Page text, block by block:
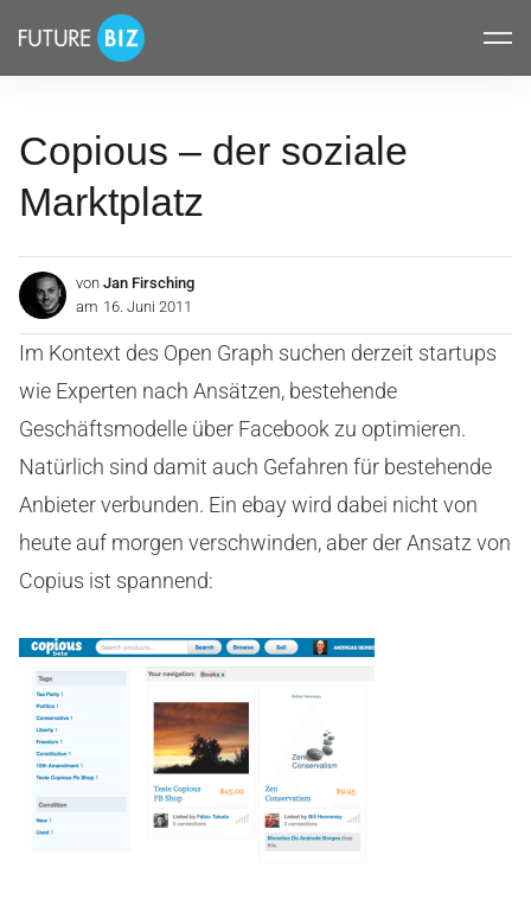
überspringen
FUTUREBIZ
Copious – der soziale
Marktplatz
von Jan Firsching
am 16. Juni 2011
Im Kontext des Open Graph suchen derzeit startups
wie Experten nach Ansätzen, bestehende
Geschäftsmodelle über Facebook zu optimieren.
Natürlich sind damit auch Gefahren für bestehende
Anbieter verbunden. Ein ebay wird dabei nicht von
heute auf morgen verschwinden, aber der Ansatz von
Copius ist spannend: